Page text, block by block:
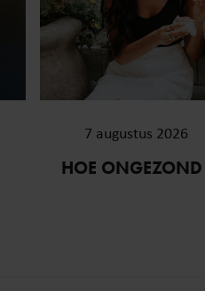
7 augustus 2026
HOE ONGEZOND